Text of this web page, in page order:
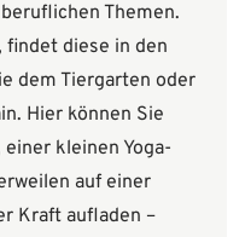
Themen.
findet diese in den
dem Tiergarten oder
Hier können Sie
kleinen Yoga-
auf einer
Kraft aufladen –